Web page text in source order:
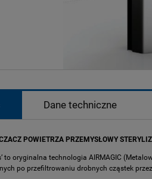
Dane techniczne
POWIETRZA PRZEMYSŁOWY
to oryginalna technologia AIRMAGIC
po przefiltrowaniu drobnych cząstek